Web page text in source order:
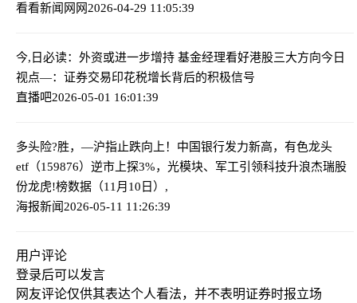
看看新闻网网2026-04-29 11:05:39
今,日必读：外资或进一步增持 基金经理看好港股三大方向今日
视点—：证券交易印花税增长背后的积极信号
直播吧2026-05-01 16:01:39
多头险?胜，—沪指止跌向上！中国银行发力新高，有色龙头
etf（159876）逆市上探3%，光模块、军工引领科技升浪杰瑞股
份龙虎!榜数据（11月10日）,
海报新闻2026-05-11 11:26:39
用户评论
登录后可以发言
网友评论仅供其表达个人看法，并不表明证券时报立场